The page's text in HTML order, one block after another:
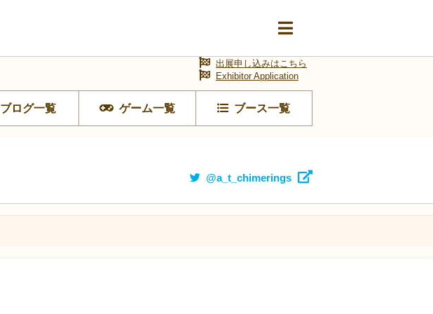
ブログ一覧 ゲーム一覧 ブース一覧
出展申し込みはこちら
Exhibitor Application
@a_t_chimerings